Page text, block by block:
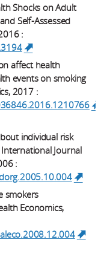
Shocks on Adult
Self-Assessed
:
(link is
external)
affect health
events on smoking
2017 :
individual risk
Journal
:
(link
smokers
Economics,